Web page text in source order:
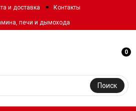
и доставка Контакты
печи и дымохода
Поиск
0